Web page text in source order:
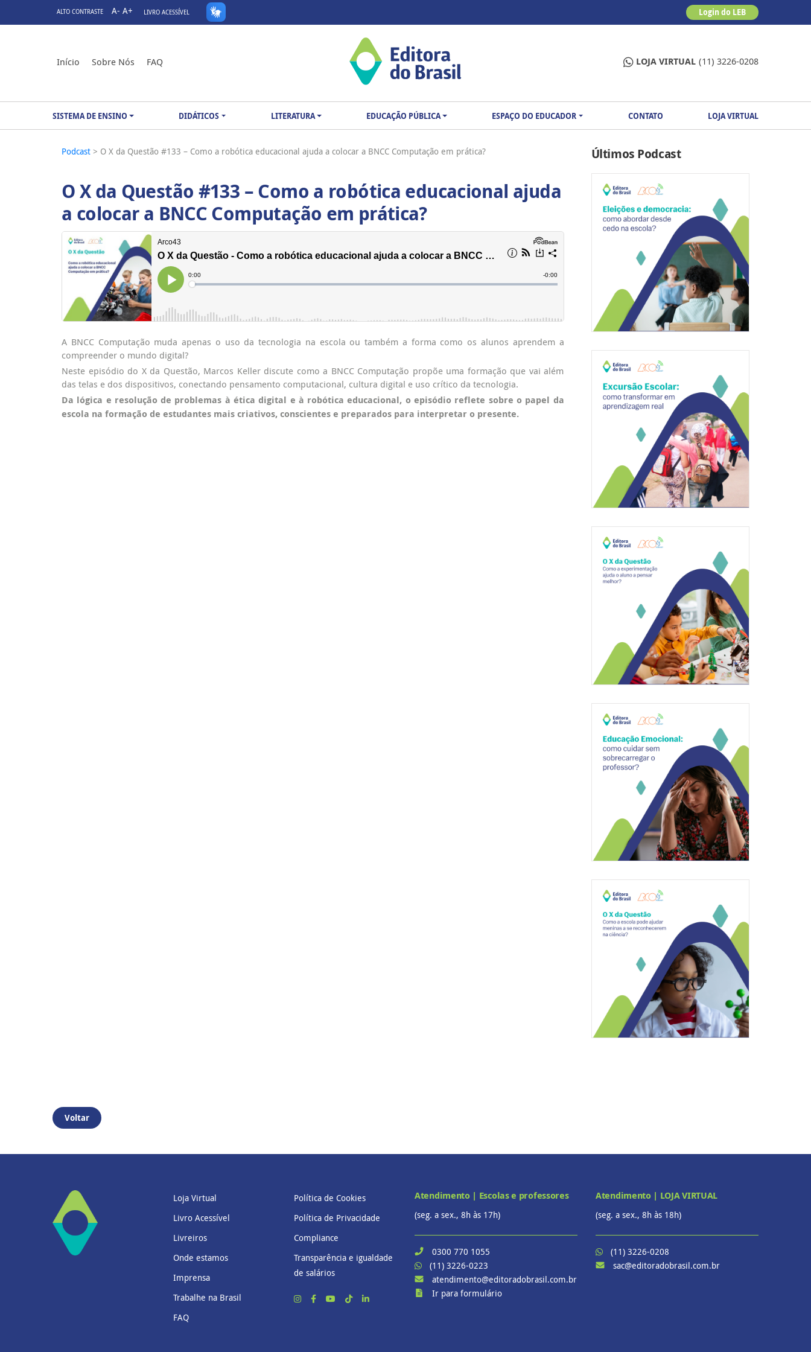
ALTO CONTRASTE A- A+ LIVRO ACESSÍVEL Login do LEB
Início Sobre Nós FAQ LOJA VIRTUAL (11) 3226-0208
SISTEMA DE ENSINO DIDÁTICOS LITERATURA EDUCAÇÃO PÚBLICA ESPAÇO DO EDUCADOR CONTATO LOJA VIRTUAL
Podcast > O X da Questão #133 – Como a robótica educacional ajuda a colocar a BNCC Computação em prática?
O X da Questão #133 – Como a robótica educacional ajuda
a colocar a BNCC Computação em prática?
A BNCC Computação muda apenas o uso da tecnologia na escola ou também a forma como os alunos aprendem a
compreender o mundo digital?
Neste episódio do X da Questão, Marcos Keller discute como a BNCC Computação propõe uma formação que vai além
das telas e dos dispositivos, conectando pensamento computacional, cultura digital e uso crítico da tecnologia.
Da lógica e resolução de problemas à ética digital e à robótica educacional, o episódio reflete sobre o papel da
escola na formação de estudantes mais criativos, conscientes e preparados para interpretar o presente.
Últimos Podcast
Voltar
Loja Virtual
Livro Acessível
Livreiros
Onde estamos
Imprensa
Trabalhe na Brasil
FAQ
Política de Cookies
Política de Privacidade
Compliance
Transparência e igualdade
de salários
Atendimento | Escolas e professores
(seg. a sex., 8h às 17h)
0300 770 1055
(11) 3226-0223
atendimento@editoradobrasil.com.br
Ir para formulário
Atendimento | LOJA VIRTUAL
(seg. a sex., 8h às 18h)
(11) 3226-0208
sac@editoradobrasil.com.br